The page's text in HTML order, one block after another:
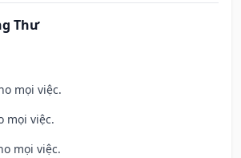
Thư
mọi việc.
mọi việc.
mọi việc.